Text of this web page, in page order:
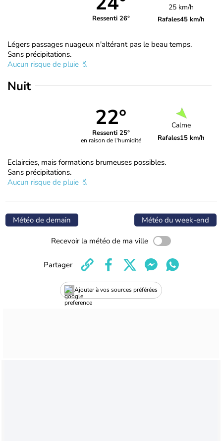
Ressenti 26°
25 km/h
Rafales45 km/h
Légers passages nuageux n'altérant pas le beau temps.
Sans précipitations.
Aucun risque de pluie
Nuit
22°
Ressenti 25°
en raison de l'humidité
Calme
Rafales15 km/h
Eclaircies, mais formations brumeuses possibles.
Sans précipitations.
Aucun risque de pluie
Météo de demain Météo du week-end
Recevoir la météo de ma ville
Ajouter à vos sources préférées
Partager